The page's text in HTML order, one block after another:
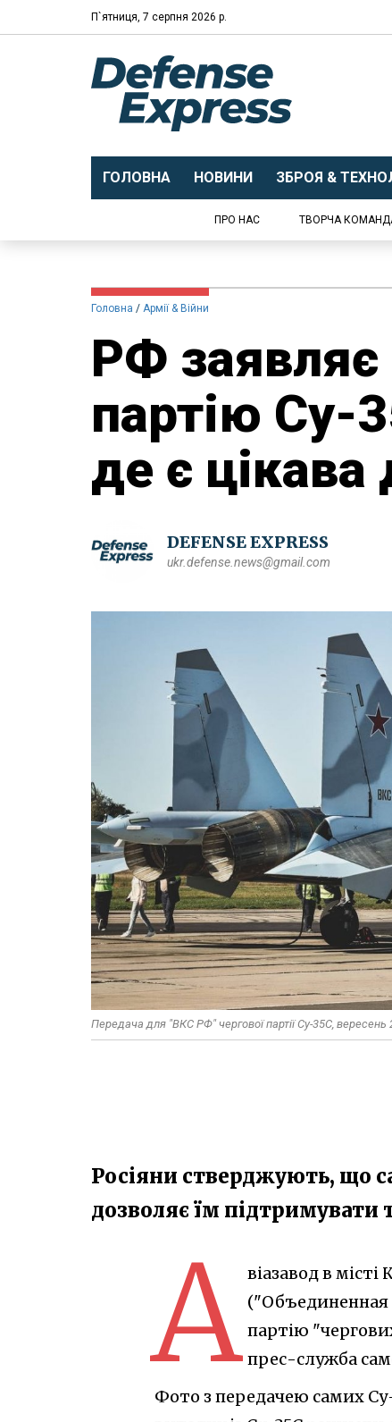
П`ятниця, 7 серпня 2026 р.
ГОЛОВНА НОВИНИ ЗБРОЯ &
ПРО НАС ТВОРЧА
Головна Армії & Війни
РФ
партію Су-
де є цікава
DEFENSE EXPRESS
ukr.defense.news@gmail.com
Передача для "ВКС РФ" чергової партії Су-35С,
Росіяни стверджують, що
дозволяє їм підтримувати
А віазавод в
партію
прес-служба
Фото з передачею самих